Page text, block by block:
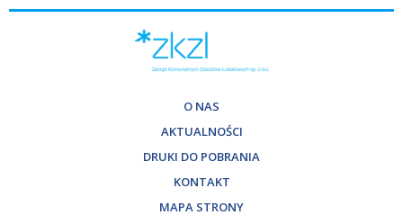
O NAS
AKTUALNOŚCI
DRUKI DO POBRANIA
KONTAKT
MAPA STRONY